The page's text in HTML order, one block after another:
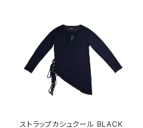
ストラップカシュクール BLACK